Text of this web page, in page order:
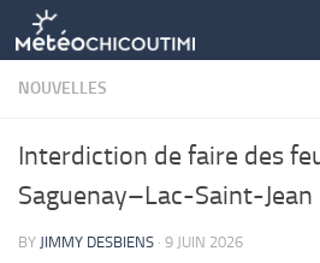
Skip to content
NOUVELLES
Interdiction de faire des
Saguenay–Lac-Saint-Jean
BY JIMMY DESBIENS · 9 JUIN 2026